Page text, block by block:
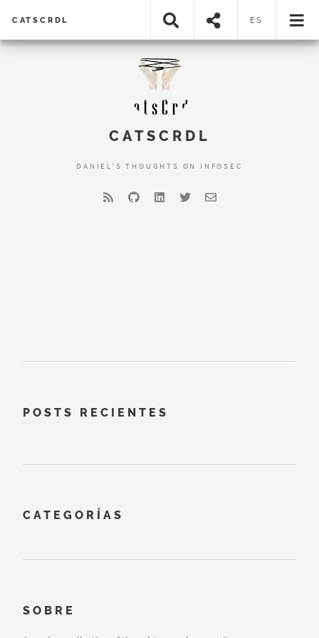
CATSCRDL ES
CATSCRDL
DANIEL'S THOUGHTS ON INFOSEC
POSTS RECIENTES
CATEGORÍAS
SOBRE